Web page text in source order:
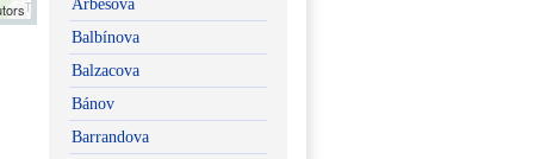
Arbesova
Balbínova
Balzacova
Bánov
Barrandova